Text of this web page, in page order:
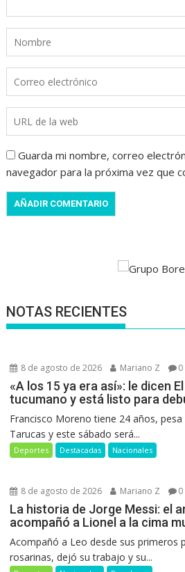
Guarda mi nombre, correo
navegador para la próxima vez que
NOTAS RECIENTES
8 de agosto de 2026 Mariano Z 0
«A los 15 ya era así»: le dicen
tucumano y está listo para
Francisco Moreno tiene 24 años,
Tarucas y este sábado será...
Deportes Destacadas Nacionales
8 de agosto de 2026 Mariano Z 0
La historia de Jorge Messi: el
acompañó a Lionel a la cima
Acompañó a Leo desde sus primeros
rosarinas, dejó su trabajo y su...